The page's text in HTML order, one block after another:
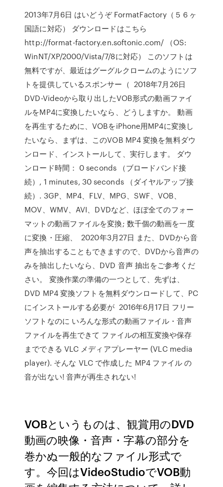
2013年7月6日 はいどうぞ FormatFactory（５６ヶ
国語に対応） ダウンロードはこちら
http://format-factory.en.softonic.com/ （OS:
WinNT/XP/2000/Vista/7/8に対応） このソフトは
無料ですが、最近はグーグルクロームのようにソフ
トを提供しているスポンサー（ 2018年7月26日
DVD-Videoから取り出したVOB形式の動画ファイ
ルをMP4に変換したいなら、どうしますか。 動画
を再生するために、VOBをiPhone用MP4に変換し
たいなら、まずは、このVOB MP4 変換を無料ダウ
ンロード、インストールして、実行します。 ダウ
ンロード時間： 0 seconds （ブロードバンド接
続）, 1 minutes, 30 seconds （ダイヤルアップ接
続）. 3GP、MP4、FLV、MPG、SWF、VOB、
MOV、WMV、AVI、DVDなど、ほぼ全てのフォー
マットの動画ファイルを変換; 数千個の動画を一度
に変換・圧縮、 2020年3月27日 また、DVDから音
声を抽出することもできますので、DVDから音声の
みを抽出したいなら、DVD 音声 抽出をご参考くだ
さい。 変換作業の準備の一つとして、先ずは、
DVD MP4 変換ソフトを無料ダウンロードして、PC
にインストールする必要が 2016年6月17日 フリー
ソフトなのに いろんな形式の動画ファイル・音声
ファイルを再生できて ファイルの相互変換や保存
までできる VLC メディアプレーヤー (VLC media
player). そんな VLC で作成した MP4 ファイル の
音が出ない! 音声が再生されない!
VOBというものは、観賞用のDVD
動画の映像・音声・字幕の部分を
巻かぬ一般的なファイル形式で
す。今回はVideoStudioでVOB動